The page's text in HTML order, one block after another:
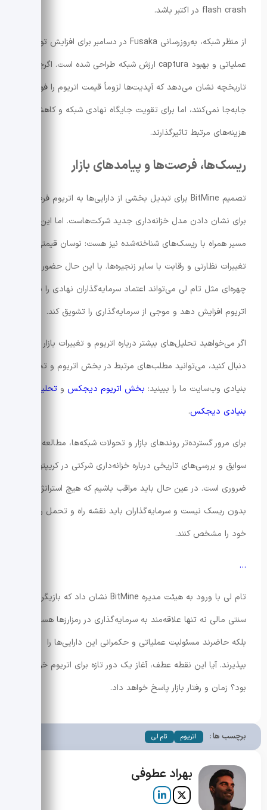
flash crash در اکتبر باشد.
از منظر شبکه، به‌روزرسانی Fusaka در دسامبر برای افزایش توان
عملیاتی و بهبود captura ارزش شبکه طراحی شده است. اگرچه
تاریخچه نشان می‌دهد که آپدیت‌ها لزوماً قیمت اتریوم را فوراً
جابه‌جا نمی‌کنند، اما برای تقویت جایگاه نهادی شبکه و کاهش
هزینه‌های مرتبط تاثیرگذارند.
ریسک‌ها، فرصت‌ها و پیامدهای بازار
تصمیم BitMine برای تبدیل بخشی از دارایی‌ها به اتریوم فرصتی
برای نشان دادن مدل خزانه‌داری جدید شرکت‌هاست. اما این
مسیر همراه با ریسک‌های شناخته‌شده نیز هست: نوسان قیمتی،
تغییرات نظارتی و رقابت با سایر زنجیره‌ها. با این حال حضور
چهره‌ای مثل تام لی می‌تواند اعتماد سرمایه‌گذاران نهادی را به
اتریوم افزایش دهد و موجی از سرمایه‌گذاری را تشویق کند.
اگر می‌خواهید تحلیل‌های بیشتر درباره اتریوم و تغییرات بازار را
دنبال کنید، می‌توانید مطلب‌های مرتبط در بخش اتریوم و تحلیل
بنیادی وب‌سایت ما را ببینید: بخش اتریوم دیجکس و تحلیل
بنیادی دیجکس.
برای مرور گسترده‌تر روندهای بازار و تحولات شبکه‌ها، مطالعه
سوابق و بررسی‌های تاریخی درباره خزانه‌داری شرکتی در کریپتو
ضروری است. در عین حال باید مراقب باشیم که هیچ استراتژی
بدون ریسک نیست و سرمایه‌گذاران باید نقشه راه و تحمل ریسک
خود را مشخص کنند.
…
تام لی با ورود به هیئت مدیره BitMine نشان داد که بازیگران
سنتی مالی نه تنها علاقه‌مند به سرمایه‌گذاری در رمزارزها هستند،
بلکه حاضرند مسئولیت عملیاتی و حکمرانی این دارایی‌ها را
بپذیرند. آیا این نقطه عطف، آغاز یک دور تازه برای اتریوم خواهد
بود؟ زمان و رفتار بازار پاسخ خواهد داد.
برچسب ها : اتریوم تام لی
بهراد عطوفی